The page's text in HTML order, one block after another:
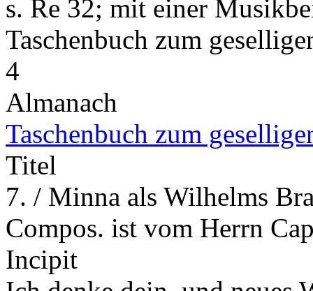
s. Re 32; mit einer
Taschenbuch zum
4
Almanach
Taschenbuch zum
Titel
7. / Minna als Wilhelms
Compos. ist vom Herrn
Incipit